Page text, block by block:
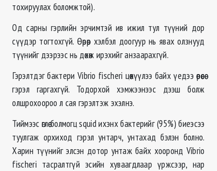
тохируулах боломжтой).
Од сарны гэрлийн эрчимтэй ив ижил тул түүний дор
сүүдэр тогтохгүй. Өөрөөр хэлбэл доогуур нь явах олзнууд
түүнийг дээрээс нь дөхөж ирэхийг анзаарахгүй.
Гэрэлтдэг бактери Vibrio fischeri цөөхүүлээ байх үедээ өөрөөсөө
гэрэл гаргахгүй. Тодорхой хэмжээнээс дээш болж
олшрохоороо л сая гэрэлтэж эхэлнэ.
Тиймээс өглөө болмогц squid ихэнх бактерийг (95%) биеэсээ
туулгаж орхиход гэрэл унтарч, унтахад бэлэн болно.
Харин түүнийг элсэн дотор унтаж байх хооронд Vibrio
fischeri тасралтгүй эсийн хуваагдлаар үржсээр, нар